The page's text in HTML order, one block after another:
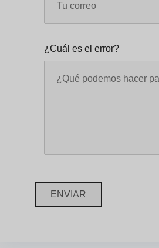
¿Cuál es el error?
ENVIAR